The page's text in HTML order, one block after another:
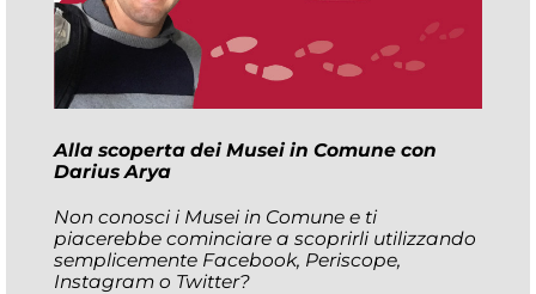
Alla scoperta dei Musei in Comune con
Darius Arya
Non conosci i Musei in Comune e ti
piacerebbe cominciare a scoprirli utilizzando
semplicemente Facebook, Periscope,
Instagram o Twitter?